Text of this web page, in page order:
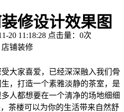
修设计效果图
20 11:18:28 点击量： 0次
店铺装修
大家喜爱，已经深深融入我们骨
，打造一个素雅淡静的茶室，是
人都想要在一个清净的场地细细
茶楼可以为你的生活带来自然舒